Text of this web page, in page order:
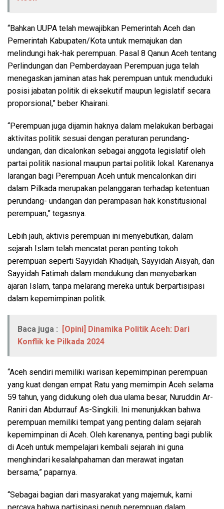
“Bahkan UUPA telah mewajibkan Pemerintah Aceh dan
Pemerintah Kabupaten/Kota untuk memajukan dan
melindungi hak-hak perempuan. Pasal 8 Qanun Aceh tentang
Perlindungan dan Pemberdayaan Perempuan juga telah
menegaskan jaminan atas hak perempuan untuk menduduki
posisi jabatan politik di eksekutif maupun legislatif secara
proporsional,” beber Khairani.
“Perempuan juga dijamin haknya dalam melakukan berbagai
aktivitas politik sesuai dengan peraturan perundang-
undangan, dan dicalonkan sebagai anggota legislatif oleh
partai politik nasional maupun partai politik lokal. Karenanya
larangan bagi Perempuan Aceh untuk mencalonkan diri
dalam Pilkada merupakan pelanggaran terhadap ketentuan
perundang- undangan dan perampasan hak konstitusional
perempuan,” tegasnya.
Lebih jauh, aktivis perempuan ini menyebutkan, dalam
sejarah Islam telah mencatat peran penting tokoh
perempuan seperti Sayyidah Khadijah, Sayyidah Aisyah, dan
Sayyidah Fatimah dalam mendukung dan menyebarkan
ajaran Islam, tanpa melarang mereka untuk berpartisipasi
dalam kepemimpinan politik.
Baca juga :
[Opini] Dinamika Politik Aceh: Dari
Konflik ke Pilkada 2024
“Aceh sendiri memiliki warisan kepemimpinan perempuan
yang kuat dengan empat Ratu yang memimpin Aceh selama
59 tahun, yang didukung oleh dua ulama besar, Nuruddin Ar-
Raniri dan Abdurrauf As-Singkili. Ini menunjukkan bahwa
perempuan memiliki tempat yang penting dalam sejarah
kepemimpinan di Aceh. Oleh karenanya, penting bagi publik
di Aceh untuk mempelajari kembali sejarah ini guna
menghindari kesalahpahaman dan merawat ingatan
bersama,” paparnya.
“Sebagai bagian dari masyarakat yang majemuk, kami